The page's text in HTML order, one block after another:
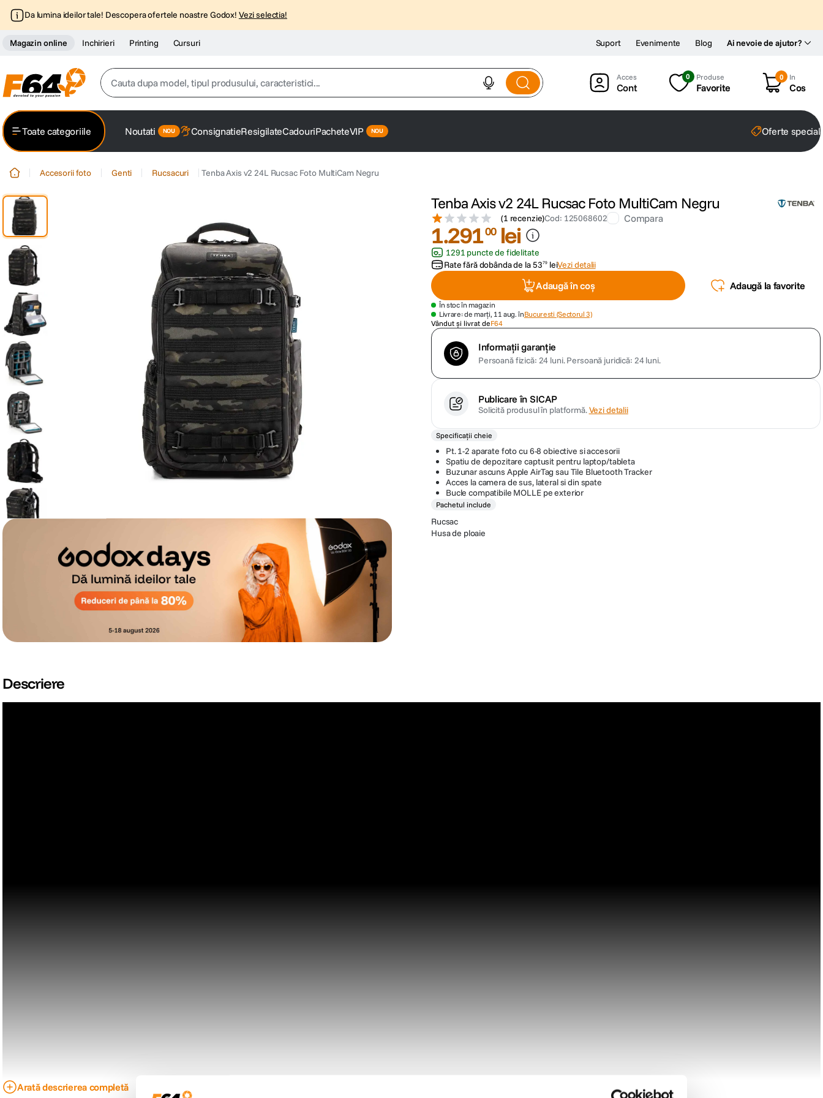
Da lumina ideilor tale! Descopera ofertele noastre Godox! Vezi selectia!
Magazin online Inchirieri Printing Cursuri Ai nevoie de ajutor?
Suport Evenimente Blog
Cauta dupa model, tipul produsului, caracteristici...
2. trepied
peak design
canon sx740 hs
lavaliera
card memorie
ulanzi
insta 360
godox
Cont
0 Produse
Favorite
0 In
Cos
Toate categoriile Noutati ConsignatieResigilateCadouriPacheteVIP Oferte
Accesorii foto Genti Rucsacuri Tenba Axis v2 24L Rucsac Foto MultiCam Negru
Tenba Axis v2 24L Rucsac Foto MultiCam Negru
(1 recenzie)Cod: 125068602 Compara
1.29100 lei
1291 puncte de fidelitate
Rate fără dobânda de la5379 leiVezi detalii
Adaugă în coș Adaugă la favorite
În stoc în magazin
Livrare: de marți, 11 aug. înBucuresti (Sectorul 3)
Vândut și livrat deF64
Informații garanție
Persoană fizică: 24 luni.Persoană juridică: 24 luni.
Publicare în SICAP
Solicită produsul în platformă.Vezi detalii
Specificații cheie
Pt. 1-2 aparate foto cu 6-8 obiective si accesorii
Spatiu de depozitare captusit pentru laptop/tableta
Buzunar ascuns Apple AirTag sau Tile Bluetooth Tracker
Acces la camera de sus, lateral si din spate
Bucle compatibile MOLLE pe exterior
Pachetul include
Rucsac
Husa de ploaie
Descriere
Arată descrierea completă